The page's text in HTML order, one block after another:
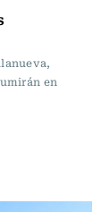
en